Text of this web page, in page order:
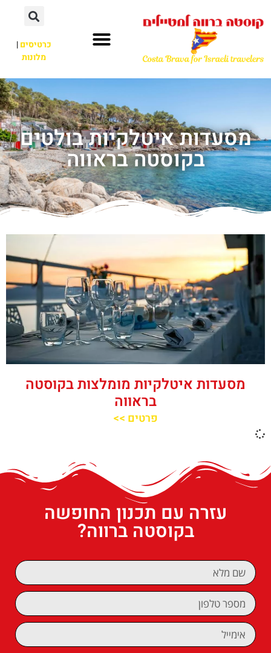
כרטיסים|
מלונות
מסעדות איטלקיות בולטים
בקוסטה בראווה
מסעדות איטלקיות מומלצות בקוסטה
בראווה
פרטים >>
עזרה עם תכנון החופשה
בקוסטה ברווה?